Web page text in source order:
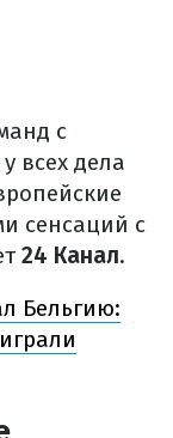
с
всех дела
сенсаций с
24 Канал.
Бельгию: